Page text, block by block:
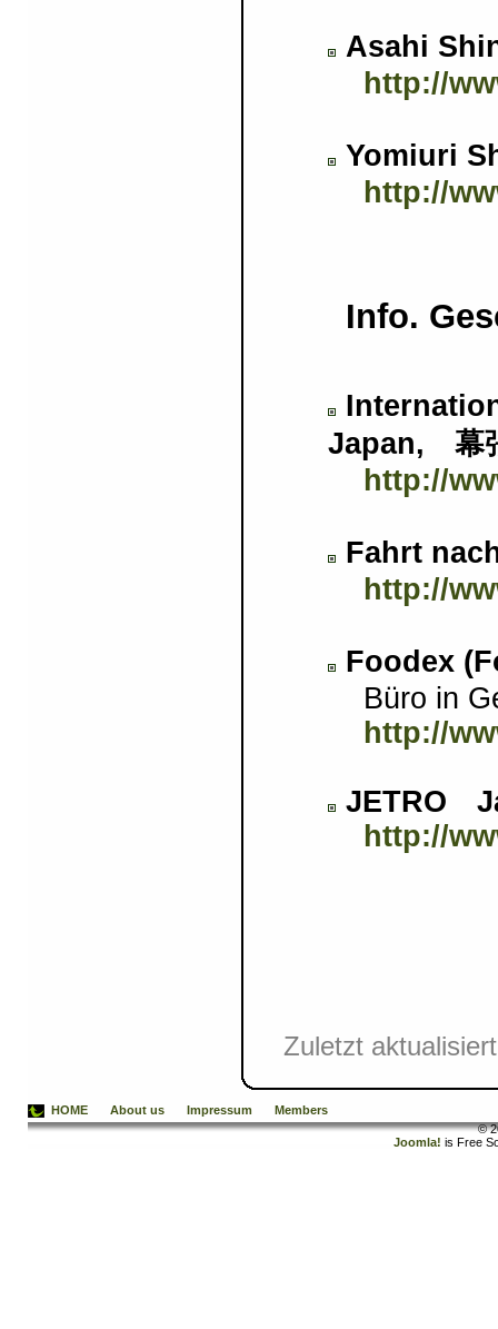
Asahi
http://
Yomiuri
http://
Info.
Japan, 幕
http://
Fahrt
http://
Foodex
Büro in
http://
JETRO
http://
Zuletzt
HOME About us Impressum
Members
©
Joomla! is Free